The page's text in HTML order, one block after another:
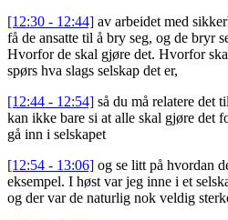
[12:30 - 12:44] av arbeidet med
få de ansatte til å bry seg, og de bryr
Hvorfor de skal gjøre det. Hvorfor
spørs hva slags selskap det er,
[12:44 - 12:54] så du må relatere det
kan ikke bare si at alle skal gjøre det
gå inn i selskapet
[12:54 - 13:06] og se litt på hvordan
eksempel. I høst var jeg inne i et
og der var de naturlig nok veldig